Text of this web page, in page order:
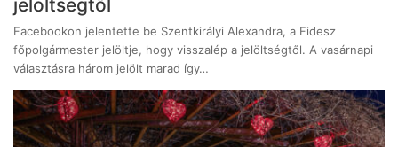
jelöltségtől
Facebookon jelentette be Szentkirályi Alexandra, a Fidesz
főpolgármester jelöltje, hogy visszalép a jelöltségtől. A vasárnapi
választásra három jelölt marad így…